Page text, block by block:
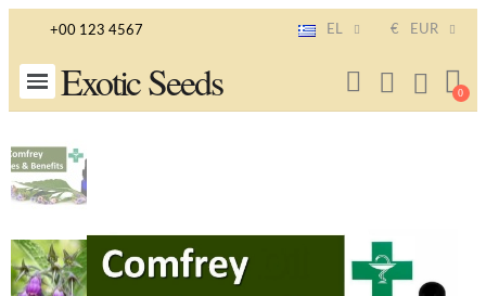
+00 123 4567 EL € EUR
Exotic Seeds